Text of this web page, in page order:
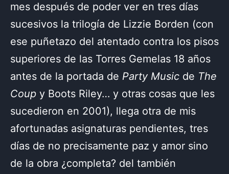
mes después de poder ver en tres días
sucesivos la trilogía de Lizzie Borden (con
ese puñetazo del atentado contra los pisos
superiores de las Torres Gemelas 18 años
antes de la portada de Party Music de The
Coup y Boots Riley… y otras cosas que les
sucedieron en 2001), llega otra de mis
afortunadas asignaturas pendientes, tres
días de no precisamente paz y amor sino
de la obra ¿completa? del también